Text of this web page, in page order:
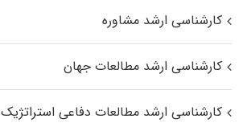
کارشناسی ارشد مشاوره
کارشناسی ارشد مطالعات جهان
کارشناسی ارشد مطالعات دفاعی استراتژیک